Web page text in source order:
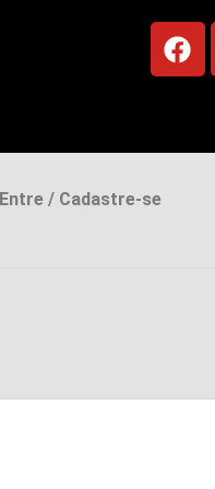
Entre / Cadastre-se